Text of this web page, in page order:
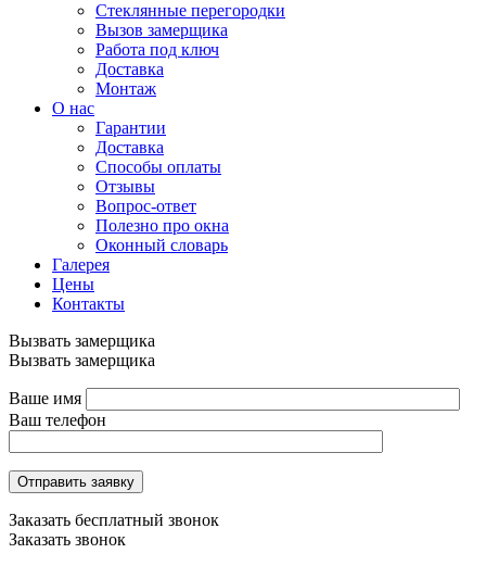
Стеклянные перегородки
Вызов замерщика
Работа под ключ
Доставка
Монтаж
О нас
Гарантии
Доставка
Способы оплаты
Отзывы
Вопрос-ответ
Полезно про окна
Оконный словарь
Галерея
Цены
Контакты
Вызвать замерщика
Вызвать замерщика
Ваше имя
Ваш телефон
Отправить заявку
Заказать бесплатный звонок
Заказать звонок